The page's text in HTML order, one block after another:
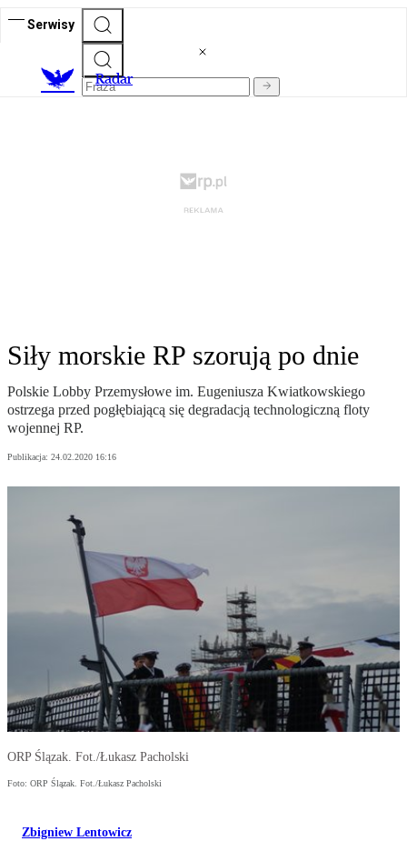
Serwisy
Radar
Siły morskie RP szorują po dnie
Polskie Lobby Przemysłowe im. Eugeniusza Kwiatkowskiego
ostrzega przed pogłębiającą się degradacją technologiczną floty
wojennej RP.
Publikacja: 24.02.2020 16:16
ORP Ślązak. Fot./Łukasz Pacholski
Foto: ORP Ślązak. Fot./Łukasz Pacholski
Zbigniew Lentowicz